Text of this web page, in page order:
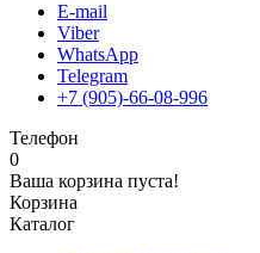
E-mail
Viber
WhatsApp
Telegram
+7 (905)-66-08-996
Телефон
0
Ваша корзина пуста!
Корзина
Каталог